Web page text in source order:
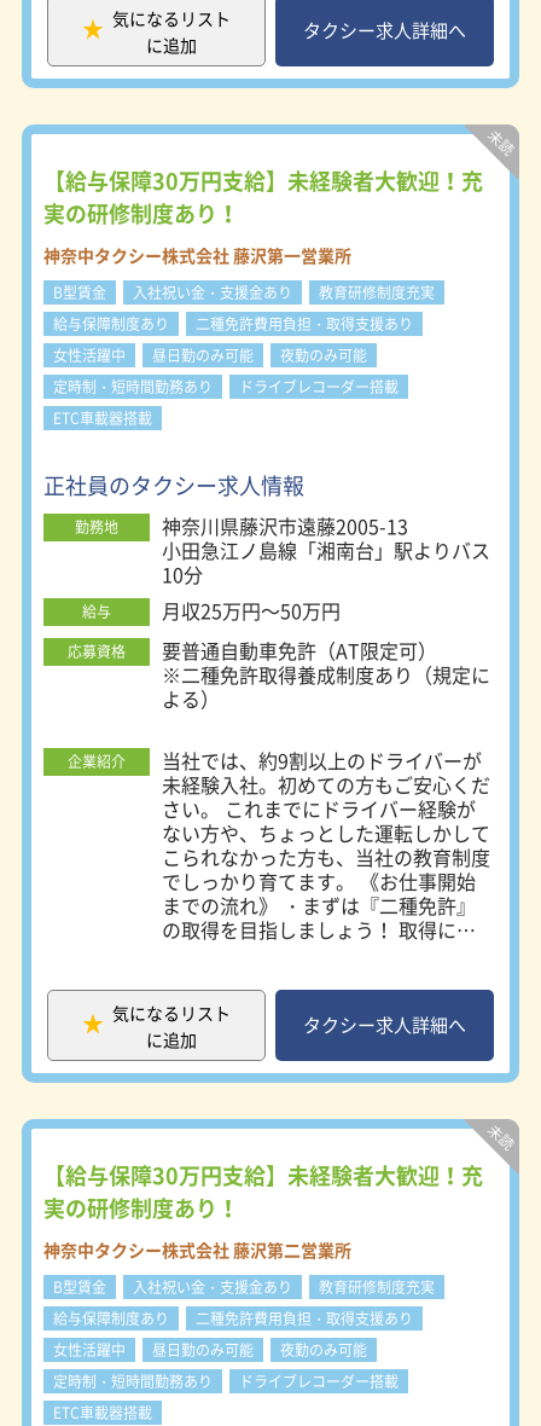
個室です！シャワーは3基独立型。年
中無休24時間温水で汗を流せます。
第一営業所：〒195-0062 町田市大蔵
町211-1 町田第二営業所：〒194-
0004 町田市鶴間8-20-23
■当社にしか入れない駅ロータリー
駅のロータリーに神奈中タクシーが優
先して入れる乗り場があるため効率よ
く駅待ちができ、競合のタクシーを気
先的にお乗せできます。 ■独り立ち
して先輩のタクシーに同乗し、営業の
コツ、接客のマナーなど稼ぐためのノ
ウハウを学べます。専任教官が独車
（独り立ち）の太鼓判を押せるまでて
いねいに指導します。 ■健康経営優
良法人2022に認定 社内に看護師が常
駐しているほか、健康診断、生活習慣
予防セミナーなどを実施。社員が健康
的に働ける環境を大切にしています。
この取り組みが評価され、2年連続で
所：〒241-0012 横浜市旭区西川島町
10-1 戸塚営業所：〒245-0053 横浜市
戸塚区上矢部町2208-5 藤沢第一営業
所：〒252-0816 藤沢市遠藤2005-13
藤沢第二営業所：〒252-0823 藤沢市
菖蒲沢70-1 茅ヶ崎営業所：〒253-
0082 茅ヶ崎市香川6-4-1 平塚営業
所：〒254-0076 平塚市新町62-7 二宮
営業所：〒259-0123 中郡二宮町二宮
1314 秦野営業所：〒257-0031 秦野市
1141 伊勢原市上粕屋519-1 厚木営業
所：〒243-0213 厚木市飯山南2-2-10
座間営業所：〒252-0003 座間市ひば
りが丘5-24-3 大野営業所：〒252-
0303 相模原市南区相模大野1-25-28
相模原営業所：〒252-0244 相模原市
中央区田名3113-6 町田第一営業所：
〒195-0062 町田市大蔵町211-1 町田
第二営業所：〒194-0004 町田市鶴間
気になるリスト
に追加
タクシー求人詳細へ
【給与保障30万円支給】未経験者大歓迎！充
実の研修制度あり！
神奈中タクシー株式会社 藤沢第一営業所
B型賃金 入社祝い金・支援金あり
教育研修制度充実
給与保障制度あり
二種免許費用負担・取得支援あり
女性活躍中
昼日勤のみ可能
夜勤のみ可能
定時制・短時間勤務あり
ドライブレコーダー搭載
ETC車載器搭載
正社員のタクシー求人情報
勤務地
神奈川県藤沢市遠藤2005-13
小田急江ノ島線「湘南台」駅よりバス
10分
給与 月収25万円～50万円
応募資格
要普通自動車免許（AT限定可）
※二種免許取得養成制度あり（規定に
よる）
企業紹介
当社では、約9割以上のドライバーが
未経験入社。初めての方もご安心くだ
さい。 これまでにドライバー経験が
ない方や、ちょっとした運転しかして
こられなかった方も、当社の教育制度
でしっかり育てます。 《お仕事開始
までの流れ》 ・まずは『二種免許』
の取得を目指しましょう！ 取得にか
ほど。期間中も日当1万円を支給！ ・
次は研修センターで基礎知識を学びま
す。 担当エリアの地理を覚えたり、
乗務員の心構えを学んだり…。 いき
で、ご安心ください。 ・一連を学ん
修センターを含めて、期間は約2週間
程度。 その後もあなたに気になるこ
とがあれば、研修期間を延長したり、
あるいは先輩へいつでも尋ねられま
す！ 【神奈川に13拠点、東京に2拠
点】 ※好きな営業所を選べます！ 横
浜営業所：〒241-0012 横浜市旭区西
川島町10-1 戸塚営業所：〒245-0053
横浜市戸塚区上矢部町2208-5 藤沢第
一営業所：〒252-0816 藤沢市遠藤
気になるリスト
に追加
タクシー求人詳細へ
【給与保障30万円支給】未経験者大歓迎！充
実の研修制度あり！
神奈中タクシー株式会社 藤沢第二営業所
B型賃金 入社祝い金・支援金あり
教育研修制度充実
給与保障制度あり
二種免許費用負担・取得支援あり
女性活躍中
昼日勤のみ可能
夜勤のみ可能
定時制・短時間勤務あり
ドライブレコーダー搭載
ETC車載器搭載